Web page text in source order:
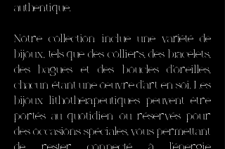
authentique.
Notre collection inclue une variété de
bijoux, tels que des colliers, des bracelets,
des bagues et des boucles d'oreilles,
chacun étant une œuvre d'art en soi. Les
bijoux lithothérapeutiques peuvent être
portés au quotidien ou réservés pour
des occasions spéciales, vous permettant